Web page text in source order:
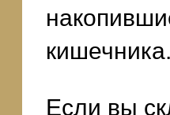
Если вы